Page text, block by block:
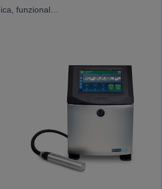
funzional…